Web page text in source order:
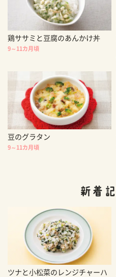
鶏ササミと豆腐のあんかけ丼
9～11カ月頃
豆のグラタン
9～11カ月頃
ツナと小松菜のレンジチャーハ